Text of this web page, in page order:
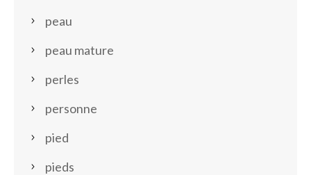
peau
peau mature
perles
personne
pied
pieds